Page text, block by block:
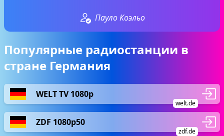
Пауло Коэльо
Популярные радиостанции в
стране Германия
WELT TV 1080p
welt.de
ZDF 1080p50
zdf.de